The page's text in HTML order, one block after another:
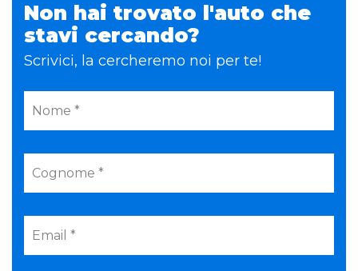
Non hai trovato l'auto che
stavi cercando?
Scrivici, la cercheremo noi per te!